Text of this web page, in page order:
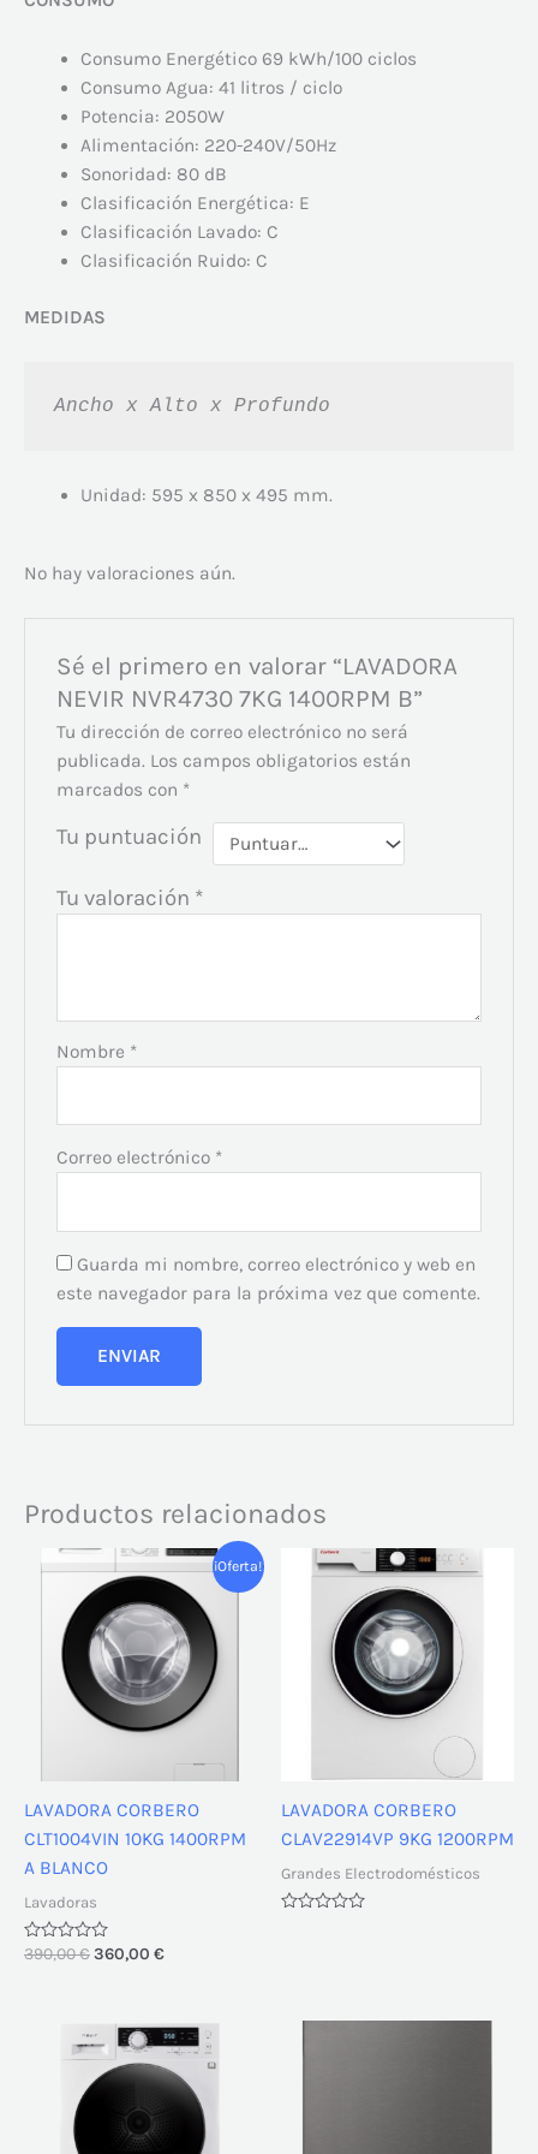
Consumo Energético 69 kWh/100 ciclos
Consumo Agua: 41 litros / ciclo
Potencia: 2050W
Alimentación: 220-240V/50Hz
Sonoridad: 80 dB
Clasificación Energética: E
Clasificación Lavado: C
Clasificación Ruido: C
MEDIDAS
Ancho x Alto x Profundo
Unidad: 595 x 850 x 495 mm.
No hay valoraciones aún.
Sé el primero en valorar “LAVADORA
NEVIR NVR4730 7KG 1400RPM B”
Tu dirección de correo electrónico no será
publicada. Los campos obligatorios están
marcados con *
Tu puntuación
Tu valoración *
Nombre *
Correo electrónico *
Guarda mi nombre, correo electrónico y web en
este navegador para la próxima vez que comente.
Productos relacionados
¡Oferta!
LAVADORA CORBERO
CLT1004VIN 10KG 1400RPM
A BLANCO
Lavadoras
Valorado
390,00€
El
precio
original
era:
390,00 €.
360,00 €
El
precio
actual
es:
360,00 €.
LAVADORA CORBERO
CLAV22914VP 9KG 1200RPM
Grandes Electrodomésticos